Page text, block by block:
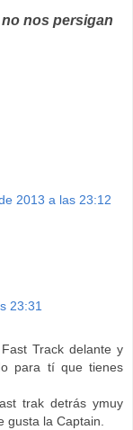
nos persigan
2013 a las 23:12
23:31
Track delante y
para tí que tienes
trak detrás ymuy
gusta la Captain.